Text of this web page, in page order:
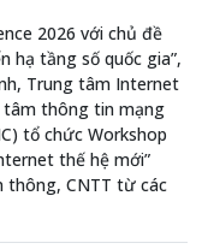
2026 với chủ đề
hạ tầng số quốc gia”,
Trung tâm Internet
tâm thông tin mạng
tổ chức Workshop
thế hệ mới”
thông, CNTT từ các